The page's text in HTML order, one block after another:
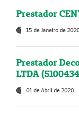
Prestador
15 de Janeiro de
Prestador
LTDA
01 de Abril de 2020